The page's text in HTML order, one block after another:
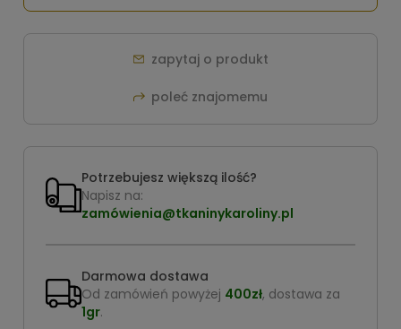
zapytaj o produkt
poleć znajomemu
Potrzebujesz większą ilość?
Napisz na:
zamówienia@tkaninykaroliny.pl
Darmowa dostawa
Od zamówień powyżej 400zł, dostawa za
1gr.